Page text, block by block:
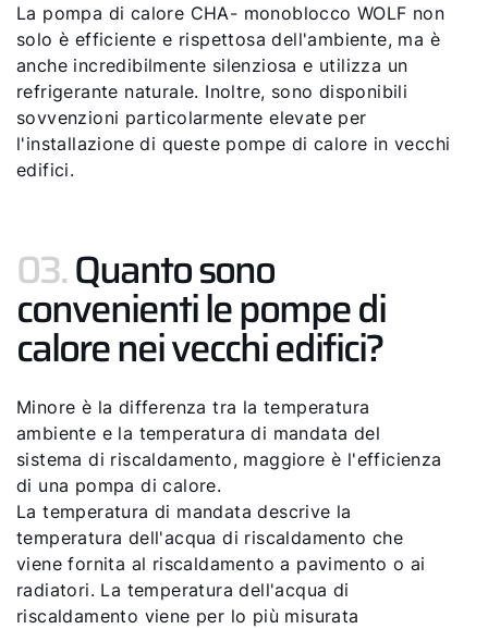
La pompa di calore CHA- monoblocco WOLF non
solo è efficiente e rispettosa dell'ambiente, ma è
anche incredibilmente silenziosa e utilizza un
refrigerante naturale. Inoltre, sono disponibili
sovvenzioni particolarmente elevate per
l'installazione di queste pompe di calore in vecchi
edifici.
03.Quanto sono
convenienti le pompe di
calore nei vecchi edifici?
Minore è la differenza tra la temperatura
ambiente e la temperatura di mandata del
sistema di riscaldamento, maggiore è l'efficienza
di una pompa di calore.
La temperatura di mandata descrive la
temperatura dell'acqua di riscaldamento che
viene fornita al riscaldamento a pavimento o ai
radiatori. La temperatura dell'acqua di
riscaldamento viene per lo più misurata